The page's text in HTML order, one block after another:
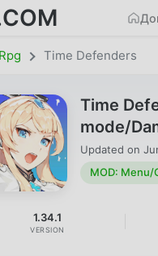
Rpg Time Defenders
Time
mode/
Updated on
MOD: Menu/
1.34.1
VERSION